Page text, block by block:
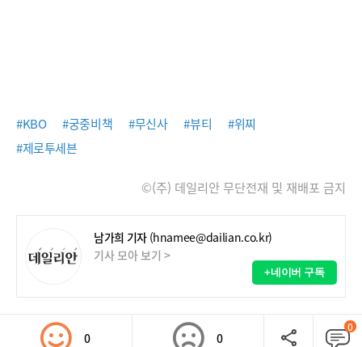
#KBO #궁중비책 #무신사 #뷰티
#위찌
#제로투세븐
©(주) 데일리안 무단전재 및 재배포 금지
남가희 기자 (hnamee@dailian.co.kr)
기사 모아 보기 >
+네이버 구독
0 0
0